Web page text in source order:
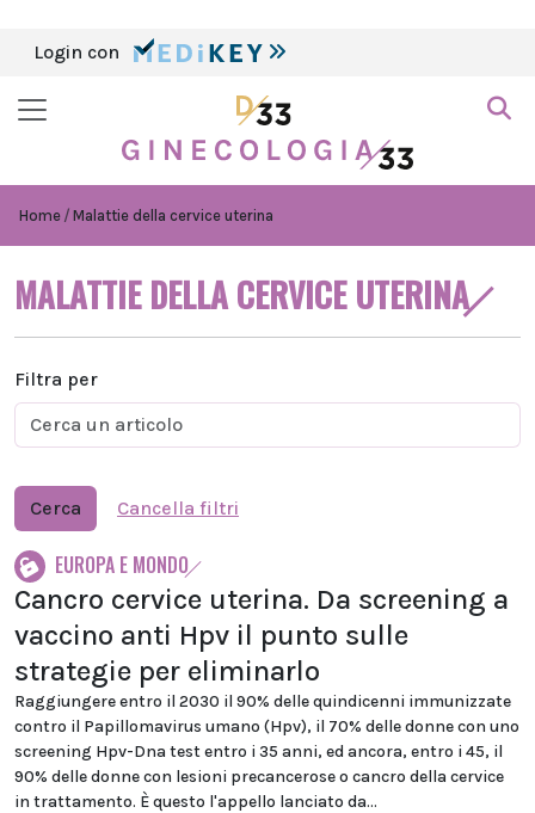
Login con
Home Malattie della cervice uterina
MALATTIE DELLA CERVICE UTERINA
Filtra per
Cerca Cancella filtri
EUROPA E MONDO
Cancro cervice uterina. Da screening a
vaccino anti Hpv il punto sulle
strategie per eliminarlo
Raggiungere entro il 2030 il 90% delle quindicenni immunizzate
contro il Papillomavirus umano (Hpv), il 70% delle donne con uno
screening Hpv-Dna test entro i 35 anni, ed ancora, entro i 45, il
90% delle donne con lesioni precancerose o cancro della cervice
in trattamento. È questo l'appello lanciato da...